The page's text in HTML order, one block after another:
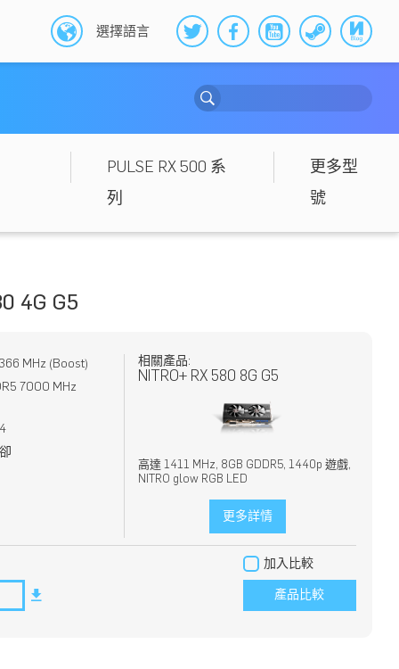
選擇語言
PULSE RX 500 系
列
更多型
號
4G G5
MHz (Boost)
7000 MHz
相關產品:
NITRO+ RX 580 8G G5
高達 1411 MHz, 8GB GDDR5, 1440p 遊戲,
NITRO glow RGB LED
更多詳情
加入比較
產品比較